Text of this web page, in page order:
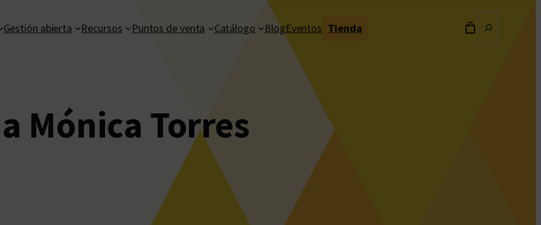
Gestión abierta Recursos Puntos de venta Catálogo BlogEventos Tienda
Mónica Torres